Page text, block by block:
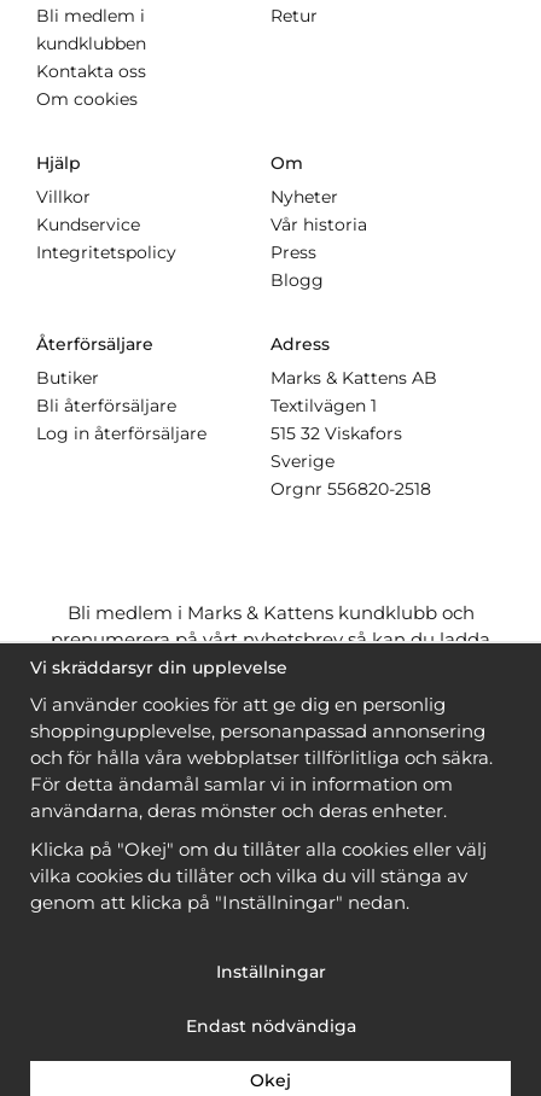
Bli medlem i
kundklubben
Kontakta oss
Om cookies
Retur
Hjälp
Villkor
Kundservice
Integritetspolicy
Om
Nyheter
Vår historia
Press
Blogg
Återförsäljare
Butiker
Bli återförsäljare
Log in återförsäljare
Adress
Marks & Kattens AB
Textilvägen 1
515 32 Viskafors
Sverige
Orgnr 556820-2518
Bli medlem i Marks & Kattens kundklubb och
prenumerera på vårt nyhetsbrev så kan du ladda
ner många mönstergratisoch få många
när du handlar garn till mönstret. Du ser vilka som
är
gratis när du är inloggad
Bli medlem
Copyright © 2026, Marks & Kattens AB
Vi skräddarsyr din upplevelse
Vi använder cookies för att ge dig en personlig
shoppingupplevelse, personanpassad annonsering
och för hålla våra webbplatser tillförlitliga och säkra.
För detta ändamål samlar vi in information om
användarna, deras mönster och deras enheter.
Klicka på "Okej" om du tillåter alla cookies eller välj
vilka cookies du tillåter och vilka du vill stänga av
genom att klicka på "Inställningar" nedan.
Inställningar
Endast nödvändiga
Okej